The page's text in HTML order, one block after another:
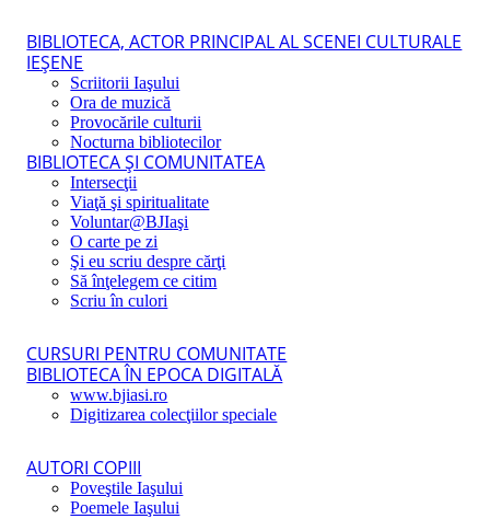
BIBLIOTECA, ACTOR PRINCIPAL AL SCENEI CULTURALE
IEŞENE
Scriitorii Iaşului
Ora de muzică
Provocările culturii
Nocturna bibliotecilor
BIBLIOTECA ŞI COMUNITATEA
Intersecţii
Viaţă şi spiritualitate
Voluntar@BJIaşi
O carte pe zi
Şi eu scriu despre cărţi
Să înţelegem ce citim
Scriu în culori
CURSURI PENTRU COMUNITATE
BIBLIOTECA ÎN EPOCA DIGITALĂ
www.bjiasi.ro
Digitizarea colecţiilor speciale
AUTORI COPIII
Poveştile Iaşului
Poemele Iaşului